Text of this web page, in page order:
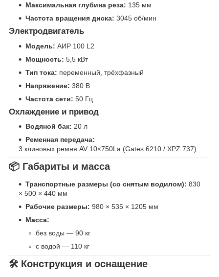
Максимальная глубина реза: 135 мм
Частота вращения диска: 3045 об/мин
Электродвигатель
Модель: АИР 100 L2
Мощность: 5,5 кВт
Тип тока: переменный, трёхфазный
Напряжение: 380 В
Частота сети: 50 Гц
Охлаждение и привод
Водяной бак: 20 л
Ременная передача:
3 клиновых ремня AV 10×750La (Gates 6210 / XPZ 737)
📦 Габариты и масса
Транспортные размеры (со снятым водилом): 830
× 500 × 440 мм
Рабочие размеры: 980 × 535 × 1205 мм
Масса:
без воды — 90 кг
с водой — 110 кг
🛠 Конструкция и оснащение